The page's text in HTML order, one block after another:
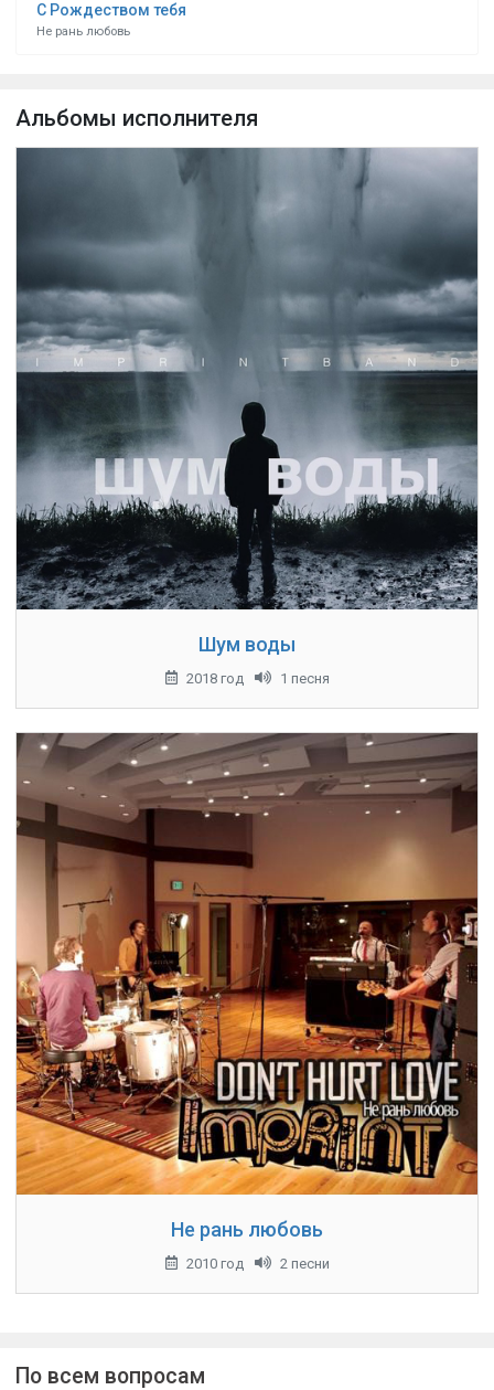
С Рождеством тебя
Не рань любовь
Альбомы исполнителя
Шум воды
2018 год 1 песня
Не рань любовь
2010 год 2 песни
По всем вопросам